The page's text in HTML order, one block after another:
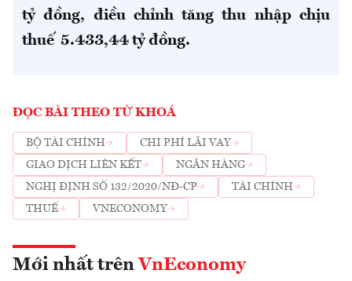
tỷ đồng, điều chỉnh tăng thu nhập chịu
thuế 5.433,44 tỷ đồng.
ĐỌC BÀI THEO TỪ KHOÁ
BỘ TÀI CHÍNH
CHI PHÍ LÃI VAY
GIAO DỊCH LIÊN KẾT
NGÂN HÀNG
NGHỊ ĐỊNH SỐ 132/2020/NĐ-CP
TÀI CHÍNH
THUẾ
VNECONOMY
Mới nhất trên VnEconomy